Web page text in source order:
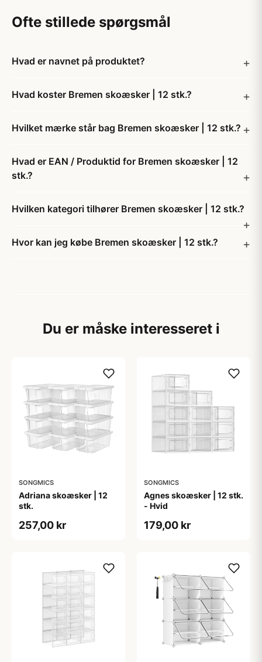
Ofte stillede spørgsmål
Hvad er navnet på produktet?
Hvad koster Bremen skoæsker | 12 stk.?
Hvilket mærke står bag Bremen skoæsker | 12 stk.?
Hvad er EAN / Produktid for Bremen skoæsker | 12
stk.?
Hvilken kategori tilhører Bremen skoæsker | 12 stk.?
Hvor kan jeg købe Bremen skoæsker | 12 stk.?
Du er måske interesseret i
SONGMICS
Adriana skoæsker | 12
stk.
257,00 kr
SONGMICS
Agnes skoæsker | 12 stk.
- Hvid
179,00 kr